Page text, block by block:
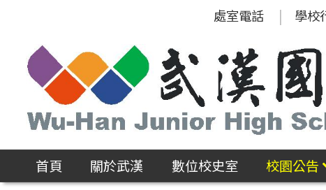
區
處室電話 學校
首頁 關於武漢 數位校史室 校園公告